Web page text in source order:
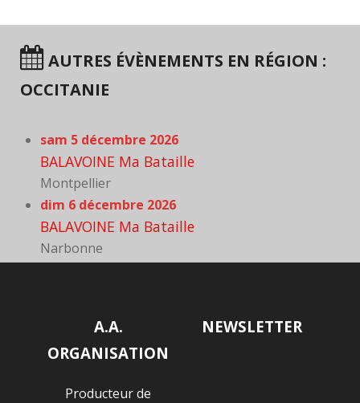
AUTRES ÉVÈNEMENTS EN RÉGION :
OCCITANIE
sam 5 décembre 2026
BALAVOINE Ma Bataille
Montpellier
dim 6 décembre 2026
BALAVOINE Ma Bataille
Narbonne
A.A.
ORGANISATION
Producteur de
NEWSLETTER